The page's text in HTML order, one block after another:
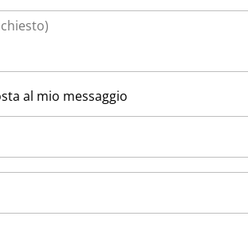
al mio messaggio